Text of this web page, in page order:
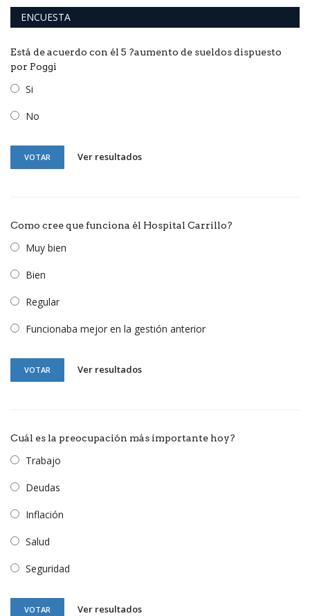
ENCUESTA
Está de acuerdo con él 5 ?aumento de sueldos dispuesto
por Poggi
Si
No
VOTAR Ver resultados
Como cree que funciona él Hospital Carrillo?
Muy bien
Bien
Regular
Funcionaba mejor en la gestión anterior
VOTAR Ver resultados
Cuál es la preocupación más importante hoy?
Trabajo
Deudas
Inflación
Salud
Seguridad
VOTAR Ver resultados